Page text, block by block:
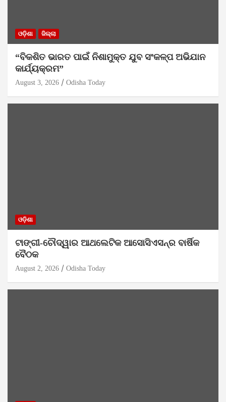
ଓଡ଼ିଶା ଜିଲ୍ଲା
“ବିକଶିତ ଭାରତ ପାଇଁ ନିଶାମୁକ୍ତ ଯୁବ ସଂକଳ୍ପ ଅଭିଯାନ
କାର୍ଯ୍ୟକ୍ରମ”
August 3, 2026 Odisha Today
ଓଡ଼ିଶା
ଟାଙ୍ଗୀ-ଚୌଦ୍ୱାର ଆଥଲେଟିକ ଆସୋସିଏସନ୍‌ର ବାର୍ଷିକ
ବୈଠକ
August 2, 2026 Odisha Today